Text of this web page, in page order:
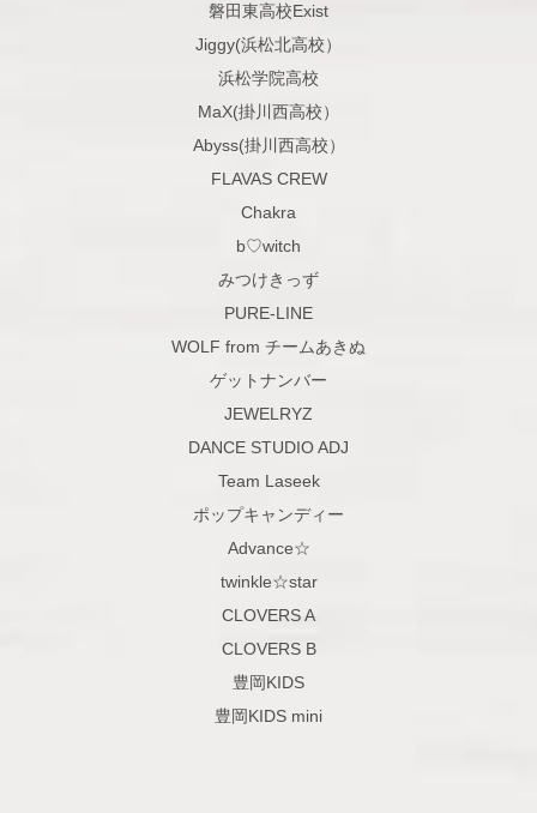
磐田東高校Exist
Jiggy(浜松北高校）
浜松学院高校
MaX(掛川西高校）
Abyss(掛川西高校）
FLAVAS CREW
Chakra
b♡witch
みつけきっず
PURE-LINE
WOLF from チームあきぬ
ゲットナンバー
JEWELRYZ
DANCE STUDIO ADJ
Team Laseek
ポップキャンディー
Advance☆
twinkle☆star
CLOVERS A
CLOVERS B
豊岡KIDS
豊岡KIDS mini